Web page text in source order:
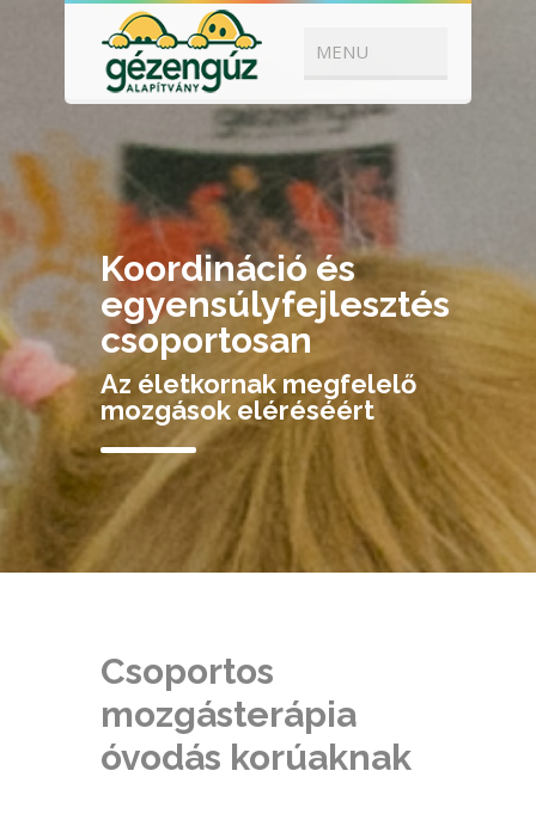
Koordináció és
egyensúlyfejlesztés
csoportosan
Az életkornak megfelelő
mozgások eléréséért
Csoportos
mozgásterápia
óvodás korúaknak